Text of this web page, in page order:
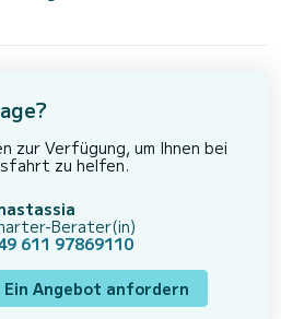
zur Verfügung, um Ihnen bei
zu helfen.
Berater(in)
611 97869110
Ein Angebot anfordern